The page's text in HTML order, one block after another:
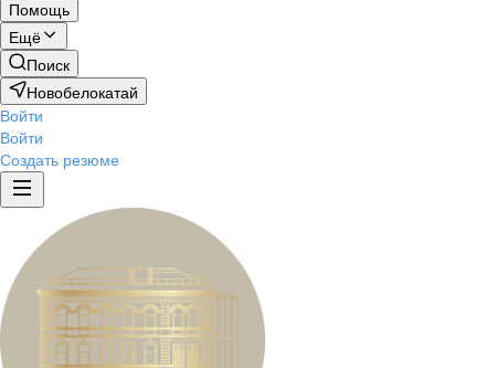
Помощь
Ещё
Поиск
Новобелокатай
Войти
Войти
Создать резюме